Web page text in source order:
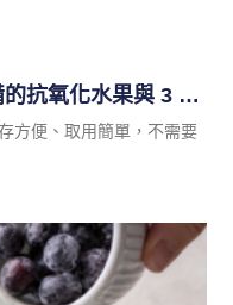
冷凍藍莓有營養嗎？家中必備的抗氧化水果與 3 種便利吃法
方便、取用簡單，不需要